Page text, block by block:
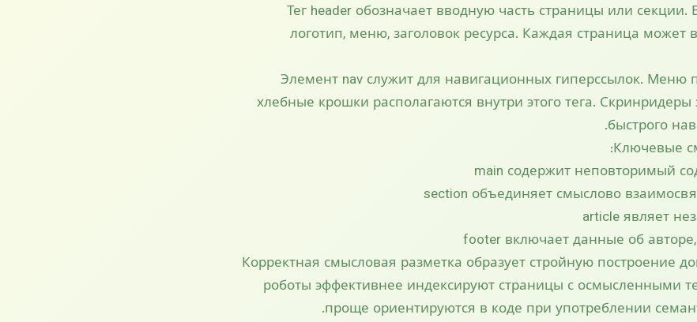
Тег header обозначает вводную часть страницы или секции.
логотип, меню, заголовок ресурса. Каждая страница может
Элемент nav служит для навигационных гиперссылок. Меню
хлебные крошки располагаются внутри этого тега. Скринридеры
быстрого
Ключевые
main содержит неповторимый
section объединяет смыслово
article являет
footer включает данные об
Корректная смысловая разметка образует стройную построение
роботы эффективнее индексируют страницы с осмысленными
проще ориентируются в коде при употреблении